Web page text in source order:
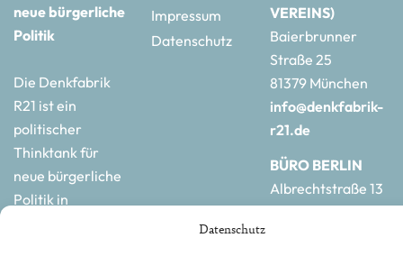
Datenschutz
neue bürgerliche
Politik
Die Denkfabrik
R21 ist ein
politischer
Thinktank für
neue bürgerliche
Politik in
Impressum
Datenschutz
VEREINS)
Baierbrunner
Straße 25
81379 München
info@denkfabrik-
r21.de
BÜRO BERLIN
Albrechtstraße 13